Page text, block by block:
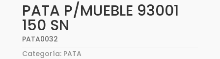
PATA P/MUEBLE 93001
150 SN
PATA0032
Categoría: PATA